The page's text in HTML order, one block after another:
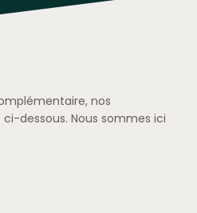
nos
dessous. Nous sommes ici